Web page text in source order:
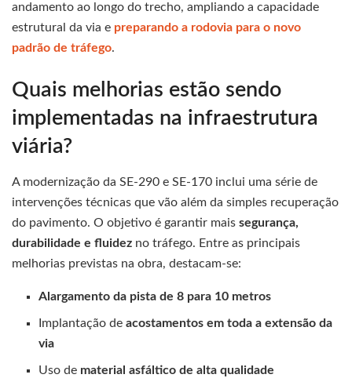
andamento ao longo do trecho, ampliando a capacidade
estrutural da via e preparando a rodovia para o novo
padrão de tráfego.
Quais melhorias estão sendo
implementadas na infraestrutura
viária?
A modernização da SE-290 e SE-170 inclui uma série de
intervenções técnicas que vão além da simples recuperação
do pavimento. O objetivo é garantir mais segurança,
durabilidade e fluidez no tráfego. Entre as principais
melhorias previstas na obra, destacam-se:
Alargamento da pista de 8 para 10 metros
Implantação deacostamentos em toda a extensão da
via
Uso de material asfáltico de alta qualidade